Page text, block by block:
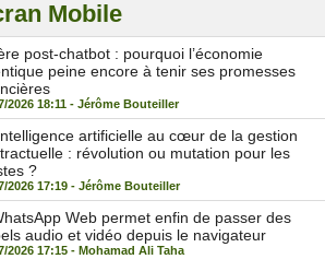
Mobile
post-chatbot : pourquoi l’économie
peine encore à tenir ses promesses
2026 18:11 - Jérôme Bouteiller
artificielle au cœur de la gestion
: révolution ou mutation pour les
?
2026 17:19 - Jérôme Bouteiller
Web permet enfin de passer des
audio et vidéo depuis le navigateur
2026 17:15 - Mohamad Ali Taha